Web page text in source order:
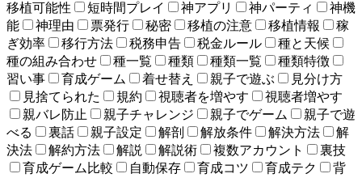
移植可能性
短時間プレイ 神アプリ 神パーティ
神機
能
神理由 票発行 秘密 移植の注意 移植情報
稼
ぎ効率
移行方法 税務申告 税金ルール
種と天候
種の組み合わせ
種一覧 種類 種類一覧
種類特徴
習い事
育成ゲーム 着せ替え 親子で遊ぶ
見分け方
見捨てられた
規約 視聴者を増やす
視聴者増やす
親バレ防止
親子チャレンジ 親子でゲーム
親子で遊
べる
裏話 親子設定 解剖 解放条件 解決方法
解
決法
解約方法 解説 解説術 複数アカウント
裏技
育成ゲーム比較
自動保存 育成コツ 育成テク
背